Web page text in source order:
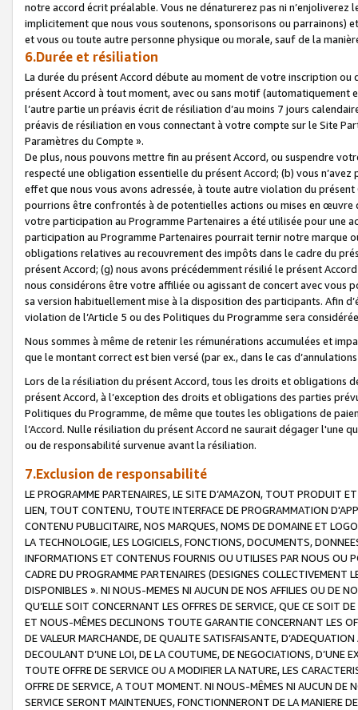
notre accord écrit préalable. Vous ne dénaturerez pas ni
implicitement que nous vous soutenons, sponsorisons ou parrainons)
et vous ou toute autre personne physique ou morale, sauf de la
6.Durée et résiliation
La durée du présent Accord débute au moment de votre inscription
présent Accord à tout moment, avec ou sans motif (automatiquement
l’autre partie un préavis écrit de résiliation d’au moins 7 jours
préavis de résiliation en vous connectant à votre compte sur le Site
Paramètres du Compte ».
De plus, nous pouvons mettre fin au présent Accord, ou suspendre
respecté une obligation essentielle du présent Accord; (b) vous
effet que nous vous avons adressée, à toute autre violation du
pourrions être confrontés à de potentielles actions ou mises en
votre participation au Programme Partenaires a été utilisée pour une
participation au Programme Partenaires pourrait ternir notre marque
obligations relatives au recouvrement des impôts dans le cadre du
présent Accord; (g) nous avons précédemment résilié le présent
nous considérons être votre affiliée ou agissant de concert avec vous
sa version habituellement mise à la disposition des participants. Afin
violation de l’Article 5 ou des Politiques du Programme sera
Nous sommes à même de retenir les rémunérations accumulées et
que le montant correct est bien versé (par ex., dans le cas
Lors de la résiliation du présent Accord, tous les droits et obligations
présent Accord, à l’exception des droits et obligations des parties
Politiques du Programme, de même que toutes les obligations de
l’Accord. Nulle résiliation du présent Accord ne saurait dégager l'une
ou de responsabilité survenue avant la résiliation.
7.Exclusion de responsabilité
LE PROGRAMME PARTENAIRES, LE SITE D’AMAZON, TOUT PRODUIT
LIEN, TOUT CONTENU, TOUTE INTERFACE DE PROGRAMMATION
CONTENU PUBLICITAIRE, NOS MARQUES, NOMS DE DOMAINE ET
LA TECHNOLOGIE, LES LOGICIELS, FONCTIONS, DOCUMENTS,
INFORMATIONS ET CONTENUS FOURNIS OU UTILISES PAR NOUS OU
CADRE DU PROGRAMME PARTENAIRES (DESIGNES COLLECTIVEMENT
DISPONIBLES ». NI NOUS-MEMES NI AUCUN DE NOS AFFILIES OU DE
QU’ELLE SOIT CONCERNANT LES OFFRES DE SERVICE, QUE CE SOIT
ET NOUS-MÊMES DECLINONS TOUTE GARANTIE CONCERNANT LES
DE VALEUR MARCHANDE, DE QUALITE SATISFAISANTE,
DECOULANT D’UNE LOI, DE LA COUTUME, DE NEGOCIATIONS, D’UNE
TOUTE OFFRE DE SERVICE OU A MODIFIER LA NATURE, LES
OFFRE DE SERVICE, A TOUT MOMENT. NI NOUS-MÊMES NI AUCUN DE
SERVICE SERONT MAINTENUES, FONCTIONNERONT DE LA MANIERE